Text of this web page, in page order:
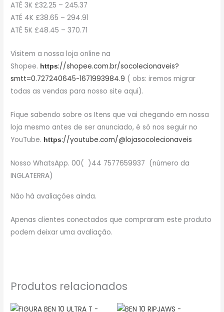
ATÉ 3K £32.25 – 245.37
ATÉ 4K £38.65 – 294.91
ATÉ 5K £48.45 – 370.71
Visitem a nossa loja online na
Shopee. https://shopee.com.br/socolecionaveis?
smtt=0.727240645-1671993984.9 ( obs: iremos migrar
todas as vendas para nosso site aqui).
Fique sabendo sobre os Itens que vai chegando em nossa
loja mesmo antes de ser anunciado, é só nos seguir no
YouTube. https://youtube.com/@lojasocolecionaveis
Nosso WhatsApp. 00( )44 7577659937 (número da
INGLATERRA)
Não há avaliações ainda.
Apenas clientes conectados que compraram este produto
podem deixar uma avaliação.
Produtos relacionados